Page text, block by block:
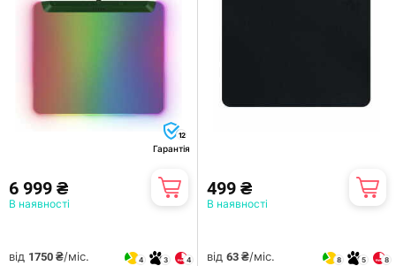
12
Гарантія
6 999 ₴
В наявності
від 1750 ₴/міс. 4 3 4
499 ₴
В наявності
від 63 ₴/міс. 8 5 8